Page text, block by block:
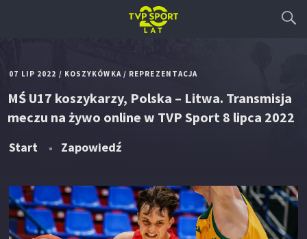
07 LIP 2022 / KOSZYKÓWKA/ REPREZENTACJA
MŚ U17 koszykarzy, Polska – Litwa. Transmisja
meczu na żywo online w TVP Sport 8 lipca 2022
Start Zapowiedź